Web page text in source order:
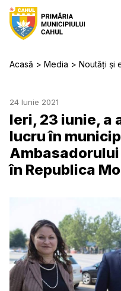
Acasă Media Noutăți și
24 Iunie 2021
Ieri, 23 iunie, a
lucru în
Ambasadorului
în Republica